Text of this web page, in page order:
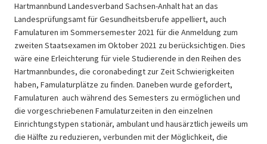
Hartmannbund Landesverband Sachsen-Anhalt hat an das
Landesprüfungsamt für Gesundheitsberufe appelliert, auch
Famulaturen im Sommersemester 2021 für die Anmeldung zum
zweiten Staatsexamen im Oktober 2021 zu berücksichtigen. Dies
wäre eine Erleichterung für viele Studierende in den Reihen des
Hartmannbundes, die coronabedingt zur Zeit Schwierigkeiten
haben, Famulaturplätze zu finden. Daneben wurde gefordert,
Famulaturen auch während des Semesters zu ermöglichen und
die vorgeschriebenen Famulaturzeiten in den einzelnen
Einrichtungstypen stationär, ambulant und hausärztlich jeweils um
die Hälfte zu reduzieren, verbunden mit der Möglichkeit, die